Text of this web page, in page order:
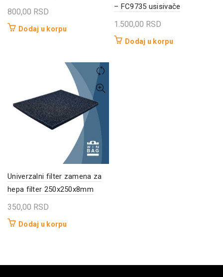
800,00 RSD
Dodaj u korpu
– FC9735 usisivače
1.500,00 RSD
Dodaj u korpu
Univerzalni filter zamena za
hepa filter 250x250x8mm
350,00 RSD
Dodaj u korpu